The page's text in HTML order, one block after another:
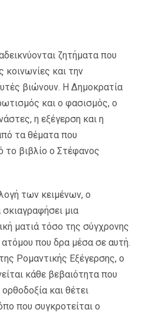
ζητήματα που
κοινωνίες και την
βιώνουν. Η Δημοκρατία
και ο φασισμός, ο
η εξέγερση και η
τα θέματα που
το βιβλίο ο Στέφανος
των κειμένων, ο
μια
ματιά τόσο της σύγχρονης
που δρα μέσα σε αυτή.
Ρομαντικής Εξέγερσης, ο
κάθε βεβαιότητα που
και θέτει
που συγκροτείται ο